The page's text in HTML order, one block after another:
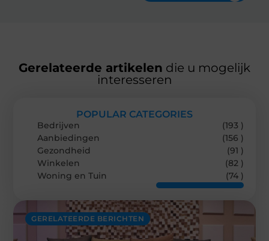
Gerelateerde artikelen die u mogelijk
interesseren
GERELATEERDE BERICHTEN
POPULAR CATEGORIES
Bedrijven
(193 )
Aanbiedingen
(156 )
Gezondheid
(91 )
Winkelen
(82 )
Woning en Tuin
(74 )